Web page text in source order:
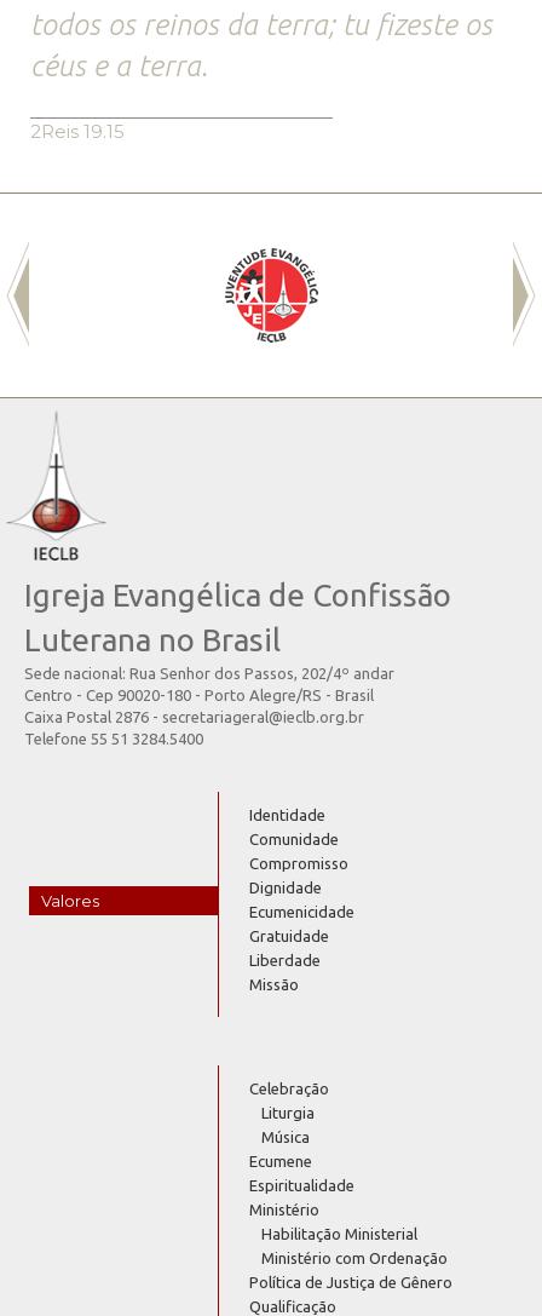
todos os reinos da terra; tu fizeste os
céus e a terra.
2Reis 19.15
Igreja Evangélica de Confissão
Luterana no Brasil
Sede nacional: Rua Senhor dos Passos, 202/4º andar
Centro - Cep 90020-180 - Porto Alegre/RS - Brasil
Caixa Postal 2876 - secretariageral@ieclb.org.br
Telefone 55 51 3284.5400
Valores
Identidade
Comunidade
Compromisso
Dignidade
Ecumenicidade
Gratuidade
Liberdade
Missão
Celebração
Liturgia
Música
Ecumene
Espiritualidade
Ministério
Habilitação Ministerial
Ministério com Ordenação
Política de Justiça de Gênero
Qualificação